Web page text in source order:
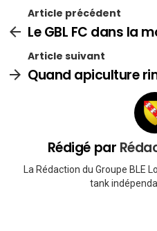
Article précédent
Le GBL FC dans la
Article suivant
Quand apiculture
Rédigé par
La Rédaction du Groupe BLE
tank